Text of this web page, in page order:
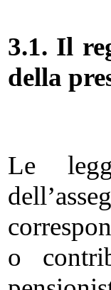
3.1. Il
della
Le
o